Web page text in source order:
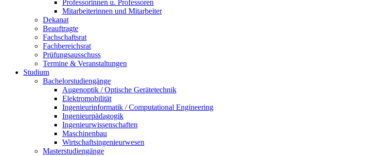
Professorinnen u. Professoren
Mitarbeiterinnen und Mitarbeiter
Dekanat
Beauftragte
Fachschaftsrat
Fachbereichsrat
Prüfungsausschuss
Termine & Veranstaltungen
Studium
Bachelorstudiengänge
Augenoptik / Optische Gerätetechnik
Elektromobilität
Ingenieurinformatik / Computational Engineering
Ingenieurpädagogik
Ingenieurwissenschaften
Maschinenbau
Wirtschaftsingenieurwesen
Masterstudiengänge